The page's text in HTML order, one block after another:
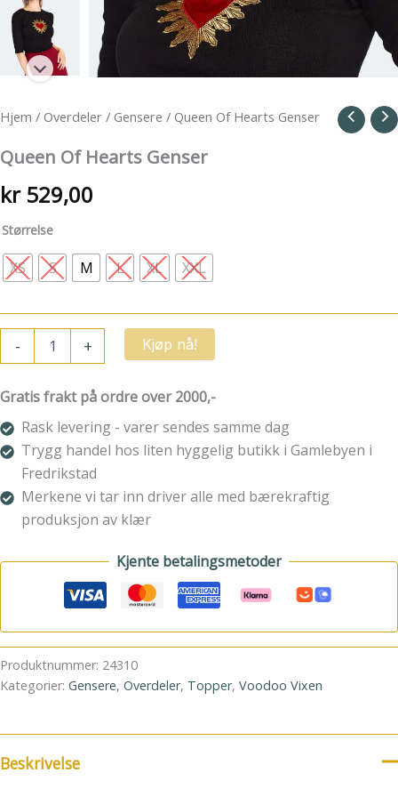
Hjem / Overdeler / Gensere / Queen Of Hearts Genser
Queen Of Hearts Genser
kr529,00
Størrelse
XS S M L XL XXL
-
Genser
antall
+ Kjøp nå!
Gratis frakt på ordre over 2000,-
Rask levering - varer sendes samme dag
Trygg handel hos liten hyggelig butikk i Gamlebyen i
Fredrikstad
Merkene vi tar inn driver alle med bærekraftig
produksjon av klær
Kjente betalingsmetoder
Produktnummer: 24310
Kategorier: Gensere, Overdeler, Topper, Voodoo Vixen
Beskrivelse